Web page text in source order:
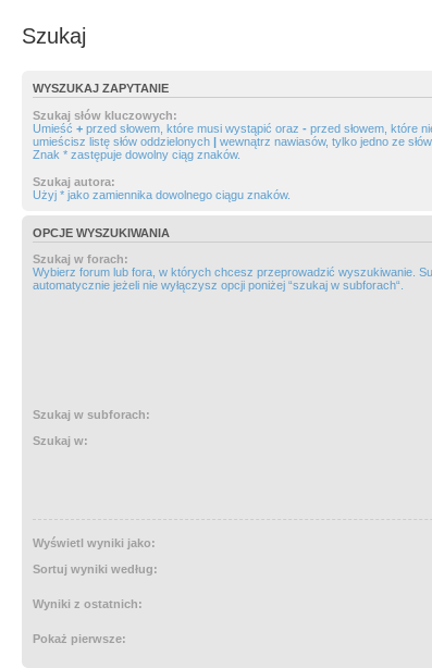
Szukaj
WYSZUKAJ ZAPYTANIE
Szukaj słów kluczowych:
Umieść + przed słowem, które musi wystąpić oraz - przed słowem, które
umieścisz listę słów oddzielonych | wewnątrz nawiasów, tylko jedno ze
Znak * zastępuje dowolny ciąg znaków.
Szukaj autora:
Użyj * jako zamiennika dowolnego ciągu znaków.
OPCJE WYSZUKIWANIA
Szukaj w forach:
Wybierz forum lub fora, w których chcesz przeprowadzić wyszukiwanie.
automatycznie jeżeli nie wyłączysz opcji poniżej “szukaj w subforach“.
Szukaj w subforach:
Szukaj w:
Wyświetl wyniki jako:
Sortuj wyniki według:
Wyniki z ostatnich:
Pokaż pierwsze: